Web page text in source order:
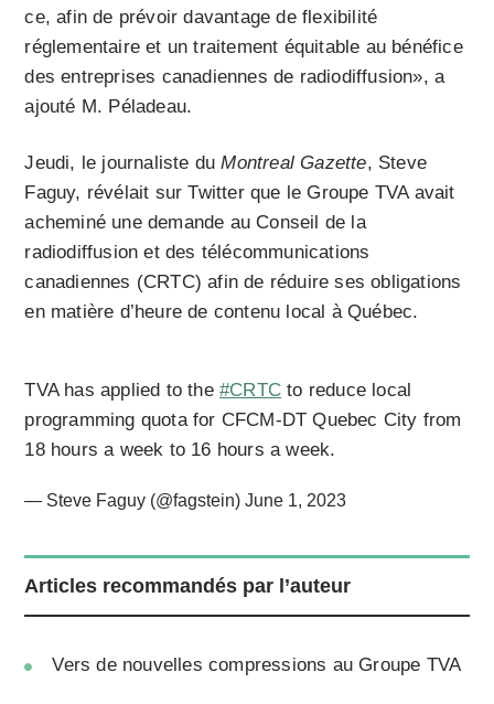
ce, afin de prévoir davantage de flexibilité
réglementaire et un traitement équitable au bénéfice
des entreprises canadiennes de radiodiffusion», a
ajouté M. Péladeau.
Jeudi, le journaliste duMontreal Gazette, Steve
Faguy, révélait sur Twitter que le Groupe TVA avait
acheminé une demande au Conseil de la
radiodiffusion et des télécommunications
canadiennes (CRTC) afin de réduire ses obligations
en matière d’heure de contenu local à Québec.
TVA has applied to the#CRTC to reduce local
programming quota for CFCM-DT Quebec City from
18 hours a week to 16 hours a week.
— Steve Faguy (@fagstein)June 1, 2023
Articles recommandés par l’auteur
Vers de nouvelles compressions au Groupe TVA